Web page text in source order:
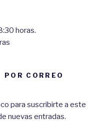
horas.
CORREO
para suscribirte a este
nuevas entradas.